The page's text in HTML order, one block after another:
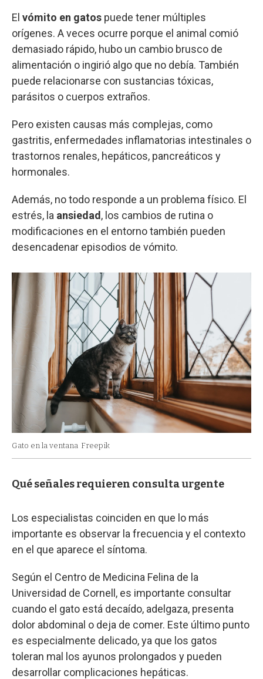
El vómito en gatos puede tener múltiples
orígenes. A veces ocurre porque el animal comió
demasiado rápido, hubo un cambio brusco de
alimentación o ingirió algo que no debía. También
puede relacionarse con sustancias tóxicas,
parásitos o cuerpos extraños.
Pero existen causas más complejas, como
gastritis, enfermedades inflamatorias intestinales o
trastornos renales, hepáticos, pancreáticos y
hormonales.
Además, no todo responde a un problema físico. El
estrés, la ansiedad, los cambios de rutina o
modificaciones en el entorno también pueden
desencadenar episodios de vómito.
Gato en la ventana Freepik
Qué señales requieren consulta urgente
Los especialistas coinciden en que lo más
importante es observar la frecuencia y el contexto
en el que aparece el síntoma.
Según el Centro de Medicina Felina de la
Universidad de Cornell, es importante consultar
cuando el gato está decaído, adelgaza, presenta
dolor abdominal o deja de comer. Este último punto
es especialmente delicado, ya que los gatos
toleran mal los ayunos prolongados y pueden
desarrollar complicaciones hepáticas.